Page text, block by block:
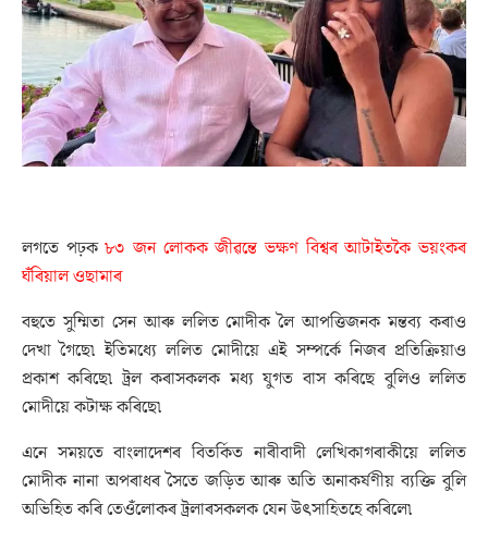
লগতে পঢ়ক৮৩ জন লোকক জীৱন্তে ভক্ষণ বিশ্বৰ আটাইতকৈ ভয়ংকৰ
ঘঁৰিয়াল ওছামাৰ
বহুতে সুম্মিতা সেন আৰু ললিত মোদীক লৈ আপত্তিজনক মন্তব্য কৰাও
দেখা গৈছে৷ ইতিমধ্যে ললিত মোদীয়ে এই সম্পৰ্কে নিজৰ প্ৰতিক্ৰিয়াও
প্ৰকাশ কৰিছে৷ ট্ৰল কৰাসকলক মধ্য যুগত বাস কৰিছে বুলিও ললিত
মোদীয়ে কটাক্ষ কৰিছে৷
এনে সময়তে বাংলাদেশৰ বিতৰ্কিত নাৰীবাদী লেখিকাগৰাকীয়ে ললিত
মোদীক নানা অপৰাধৰ সৈতে জড়িত আৰু অতি অনাকৰ্ষণীয় ব্যক্তি বুলি
অভিহিত কৰি তেওঁলোকৰ ট্ৰলাৰসকলক যেন উৎসাহিতহে কৰিলে৷